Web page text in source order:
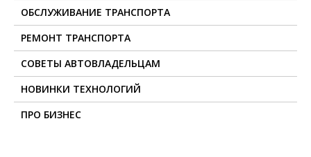
ОБСЛУЖИВАНИЕ ТРАНСПОРТА
РЕМОНТ ТРАНСПОРТА
СОВЕТЫ АВТОВЛАДЕЛЬЦАМ
НОВИНКИ ТЕХНОЛОГИЙ
ПРО БИЗНЕС